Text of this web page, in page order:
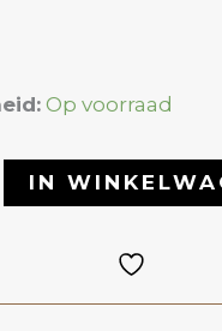
Op voorraad
IN